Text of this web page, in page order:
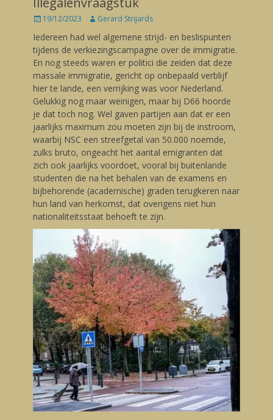
Posted
19/12/2023 Author
Gerard Strijards
Iedereen had wel algemene strijd- en beslispunten
tijdens de verkiezingscampagne over de immigratie.
En nog steeds waren er politici die zeiden dat deze
massale immigratie, gericht op onbepaald verblijf
hier te lande, een verrijking was voor Nederland.
Gelukkig nog maar weinigen, maar bij D66 hoorde
je dat toch nog. Wel gaven partijen aan dat er een
jaarlijks maximum zou moeten zijn bij de instroom,
waarbij NSC een streefgetal van 50.000 noemde,
zulks bruto, ongeacht het aantal emigranten dat
zich ook jaarlijks voordoet, vooral bij buitenlande
studenten die na het behalen van de examens en
bijbehorende (academische) graden terugkeren naar
hun land van herkomst, dat overigens niet hun
nationaliteitsstaat behoeft te zijn.